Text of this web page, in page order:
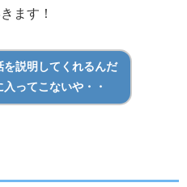
ます！
を説明してくれるんだ
ってこないや・・